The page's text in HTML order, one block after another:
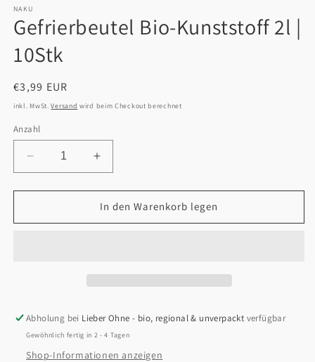
öffnen
NAKU
Gefrierbeutel Bio-Kunststoff 2l |
10Stk
Normaler
Preis
€3,99 EUR
inkl. MwSt.Versand wird beim Checkout berechnet
Anzahl
Verringere
die
Menge
Gefrierbeutel
Erhöhe
die
Menge
für
Gefrierbeutel
In den Warenkorb legen
Abholung bei Lieber Ohne - bio, regional & unverpackt verfügbar
Gewöhnlich fertig in 2 - 4 Tagen
Shop-Informationen anzeigen